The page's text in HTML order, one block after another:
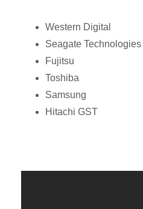
Western Digital
Seagate Technologies
Fujitsu
Toshiba
Samsung
Hitachi GST